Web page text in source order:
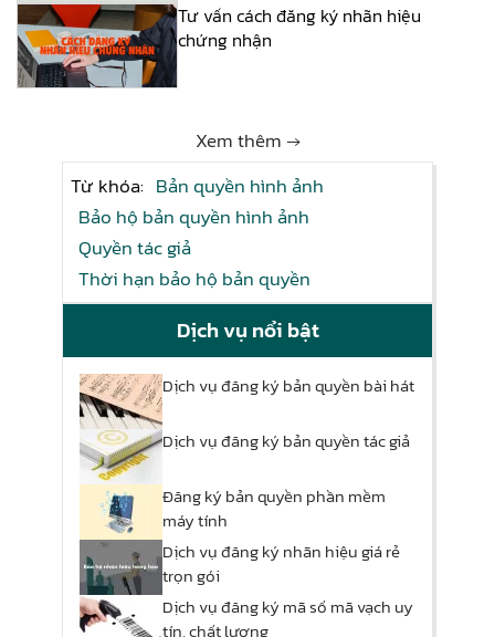
Tư vấn cách đăng ký nhãn hiệu
chứng nhận
Xem thêm →
Từ khóa: Bản quyền hình ảnh
Bảo hộ bản quyền hình ảnh
Quyền tác giả
Thời hạn bảo hộ bản quyền
Dịch vụ nổi bật
Dịch vụ đăng ký bản quyền bài hát
Dịch vụ đăng ký bản quyền tác giả
Đăng ký bản quyền phần mềm
máy tính
Dịch vụ đăng ký nhãn hiệu giá rẻ
trọn gói
Dịch vụ đăng ký mã số mã vạch uy
tín, chất lượng